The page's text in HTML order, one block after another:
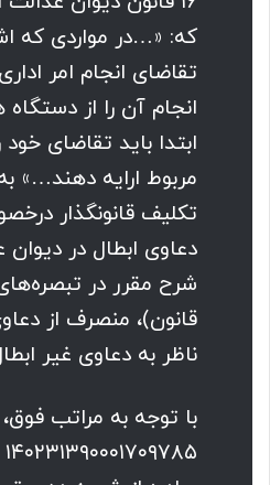
که: «…در مواردی که
تقاضای انجام امر
انجام آن را از ‌‌دستگاه
ابتدا باید تقاضای
مربوط ارایه دهند…»
تکلیف قانونگذار
دعاوی ابطال در دیوان
قانون)، منصرف از
ناظر به دعاوی غیر
با توجه به مراتب